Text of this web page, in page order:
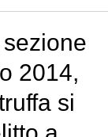
2014,
si